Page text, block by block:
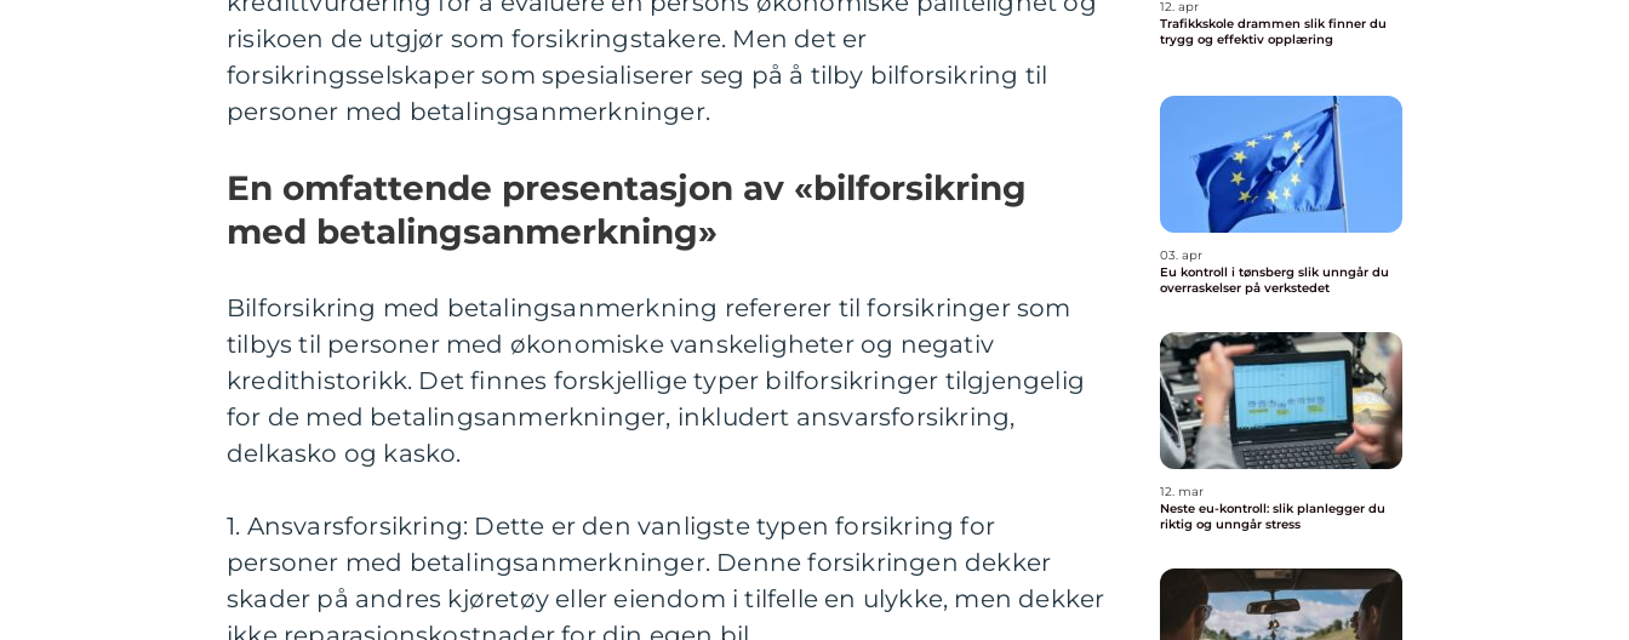
risikoen de utgjør som forsikringstakere. Men det er
forsikringsselskaper som spesialiserer seg på å tilby bilforsikring til
personer med betalingsanmerkninger.
En omfattende presentasjon av «bilforsikring
med betalingsanmerkning»
Bilforsikring med betalingsanmerkning refererer til forsikringer som
tilbys til personer med økonomiske vanskeligheter og negativ
kredithistorikk. Det finnes forskjellige typer bilforsikringer tilgjengelig
for de med betalingsanmerkninger, inkludert ansvarsforsikring,
delkasko og kasko.
1. Ansvarsforsikring: Dette er den vanligste typen forsikring for
personer med betalingsanmerkninger. Denne forsikringen dekker
skader på andres kjøretøy eller eiendom i tilfelle en ulykke, men dekker
12. apr
Trafikkskole drammen slik finner du
trygg og effektiv opplæring
03. apr
Eu kontroll i tønsberg slik unngår du
overraskelser på verkstedet
12. mar
Neste eu-kontroll: slik planlegger du
riktig og unngår stress